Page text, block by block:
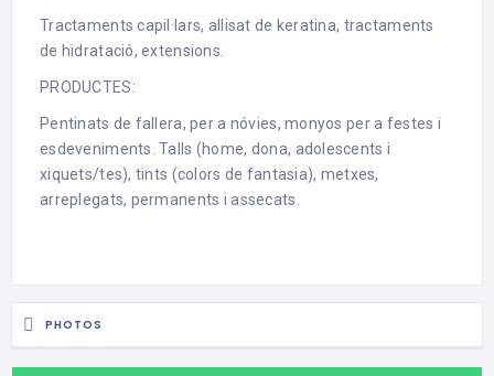
Tractaments capil·lars, allisat de keratina, tractaments
de hidratació, extensions.
PRODUCTES:
Pentinats de fallera, per a nóvies, monyos per a festes i
esdeveniments. Talls (home, dona, adolescents i
xiquets/tes), tints (colors de fantasia), metxes,
arreplegats, permanents i assecats.
PHOTOS